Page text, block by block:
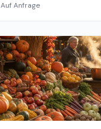
Auf Anfrage